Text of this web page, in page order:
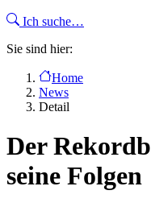
Ich suche…
Sie sind hier:
Home
News
Detail
Der
seine Folgen